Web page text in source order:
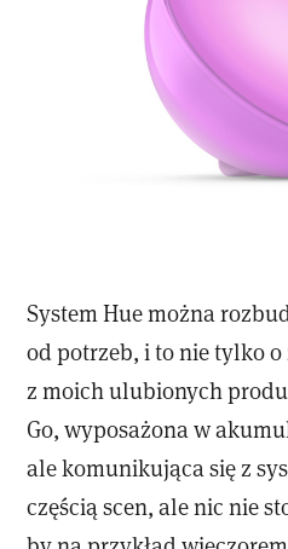
System Hue można
od potrzeb, i to nie tylko o
z moich ulubionych
Go, wyposażona w
ale komunikująca się z
częścią scen, ale nic nie